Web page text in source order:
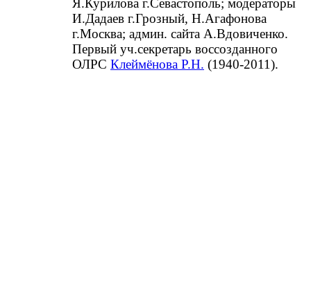
Я.Курилова г.Севастополь; модераторы
И.Дадаев г.Грозный, Н.Агафонова
г.Москва; админ. сайта А.Вдовиченко.
Первый уч.секретарь воссозданного
ОЛРС Клеймёнова Р.Н. (1940-2011).